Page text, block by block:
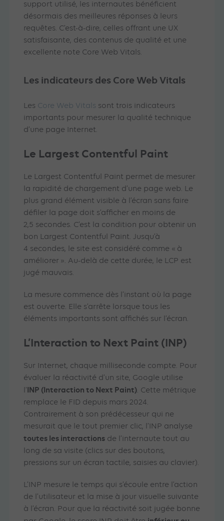
support utilisé, les internautes bénéficient
désormais des meilleures réponses à leurs
requêtes. C’est-à-dire, celles offrant une UX
satisfaisante, des contenus de qualité et une
excellente note Core Web Vitals.
Les indicateurs des Core Web Vitals
Les Core Web Vitals sont trois indicateurs
importants pour mesurer la qualité technique
d’une page Internet.
Le Largest Contentful Paint
Le Largest Contentful Paint permet de mesurer
la rapidité de chargement d’une page web. Le
plus grand élément visible à l’écran sans faire
défiler la page doit s’afficher en moins de
2,5 secondes. C’est la condition pour obtenir un
bon Largest Contentful Paint. Jusqu’à
4 secondes, le site est considéré comme « à
améliorer ». Au-delà de cette durée, le LCP est
jugé mauvais.
La mesure commence dès l’instant où la page
est ouverte. Elle s’arrête lorsque tous les
éléments importants sont affichés sur l’écran.
L’Interaction to Next Paint (INP)
Sur Internet, chaque milliseconde compte. Pour
évaluer la réactivité d’un site, Google utilise
l’INP (Interaction to Next Paint). Cette métrique
remplace le FID depuis mars 2024.
Contrairement à son prédécesseur qui ne
mesurait que le tout premier clic, l’INP analyse
toutes les interactions de l’internaute tout au
long de sa visite (clics sur des boutons,
pressions sur un écran tactile, saisies au clavier).
L’INP mesure le temps qui s’écoule entre l’action
de l’utilisateur et la mise à jour visuelle suivante
à l’écran. Pour que la réactivité soit jugée bonne